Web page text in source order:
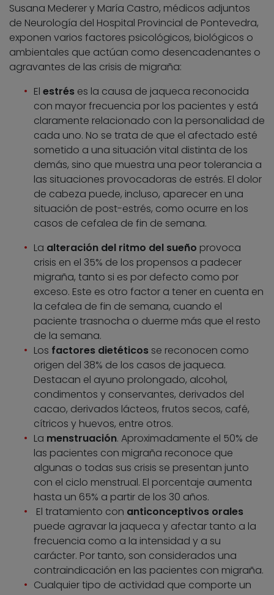
Susana Mederer y María Castro, médicos adjuntos
de Neurología del Hospital Provincial de Pontevedra,
exponen varios factores psicológicos, biológicos o
ambientales que actúan como desencadenantes o
agravantes de las crisis de migraña:
El estrés es la causa de jaqueca reconocida
con mayor frecuencia por los pacientes y está
claramente relacionado con la personalidad de
cada uno. No se trata de que el afectado esté
sometido a una situación vital distinta de los
demás, sino que muestra una peor tolerancia a
las situaciones provocadoras de estrés. El dolor
de cabeza puede, incluso, aparecer en una
situación de post-estrés, como ocurre en los
casos de cefalea de fin de semana.
La alteración del ritmo del sueño provoca
crisis en el 35% de los propensos a padecer
migraña, tanto si es por defecto como por
exceso. Este es otro factor a tener en cuenta en
la cefalea de fin de semana, cuando el
paciente trasnocha o duerme más que el resto
de la semana.
Los factores dietéticos se reconocen como
origen del 38% de los casos de jaqueca.
Destacan el ayuno prolongado, alcohol,
condimentos y conservantes, derivados del
cacao, derivados lácteos, frutos secos, café,
cítricos y huevos, entre otros.
La menstruación. Aproximadamente el 50% de
las pacientes con migraña reconoce que
algunas o todas sus crisis se presentan junto
con el ciclo menstrual. El porcentaje aumenta
hasta un 65% a partir de los 30 años.
El tratamiento con anticonceptivos orales
puede agravar la jaqueca y afectar tanto a la
frecuencia como a la intensidad y a su
carácter. Por tanto, son considerados una
contraindicación en las pacientes con migraña.
Cualquier tipo de actividad que comporte un